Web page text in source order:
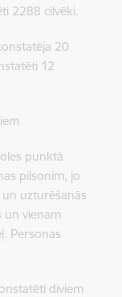
2288 cilvēki.
20
12
punktā
pilsonim, jo
uzturēšanās
un vienam
Personas
diviem